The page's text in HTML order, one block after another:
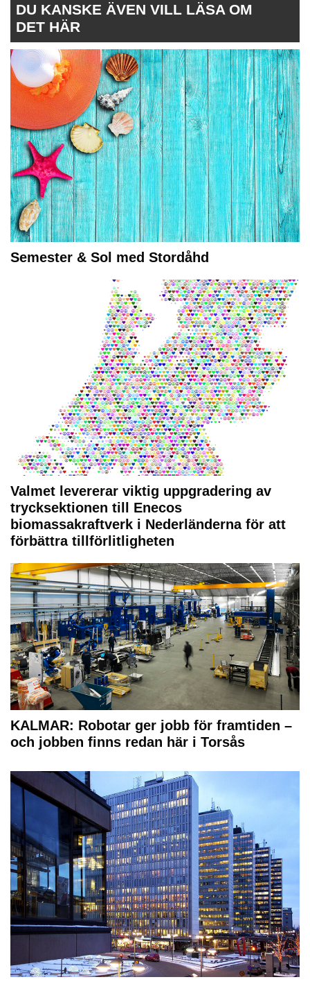
DU KANSKE ÄVEN VILL LÄSA OM
DET HÄR
Semester & Sol med Stordåhd
Valmet levererar viktig uppgradering av
trycksektionen till Enecos
biomassakraftverk i Nederländerna för att
förbättra tillförlitligheten
KALMAR: Robotar ger jobb för framtiden –
och jobben finns redan här i Torsås